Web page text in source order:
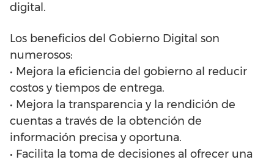
digital.
Los beneficios del Gobierno Digital son
numerosos:
• Mejora la eficiencia del gobierno al reducir
costos y tiempos de entrega.
• Mejora la transparencia y la rendición de
cuentas a través de la obtención de
información precisa y oportuna.
• Facilita la toma de decisiones al ofrecer una